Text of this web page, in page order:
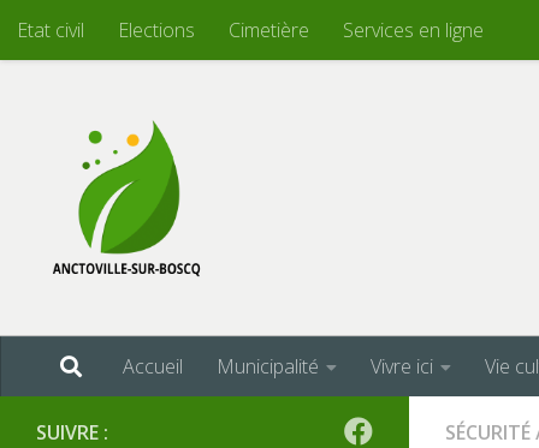
Skip to content
Etat civil Elections Cimetière Services en ligne
Accueil Municipalité Vivre ici Vie
SÉCURITÉ
SUIVRE :